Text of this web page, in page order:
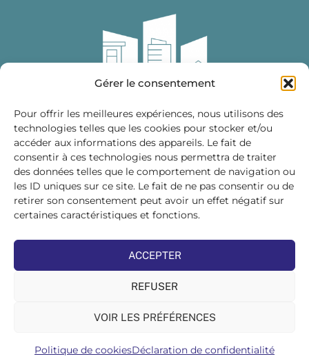
Gérer le consentement
Pour offrir les meilleures expériences, nous utilisons des
technologies telles que les cookies pour stocker et/ou
accéder aux informations des appareils. Le fait de
consentir à ces technologies nous permettra de traiter
des données telles que le comportement de navigation ou
les ID uniques sur ce site. Le fait de ne pas consentir ou de
retirer son consentement peut avoir un effet négatif sur
certaines caractéristiques et fonctions.
ACCEPTER
REFUSER
VOIR LES PRÉFÉRENCES
Politique de cookiesDéclaration de confidentialité
Fédération des Distributeurs
de Matériaux de Construction
215 bis, boulevard Saint-Germain
75007 PARIS
Tél : 01 45 48 28 44
Suivez-nous sur les réseaux sociaux :